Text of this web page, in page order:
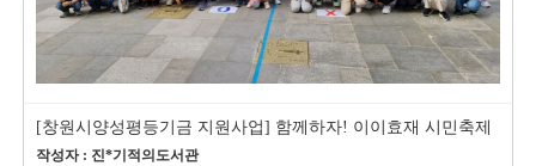
[창원시양성평등기금 지원사업] 함께하자! 이이효재 시민축제
작성자 : 진*기적의도서관